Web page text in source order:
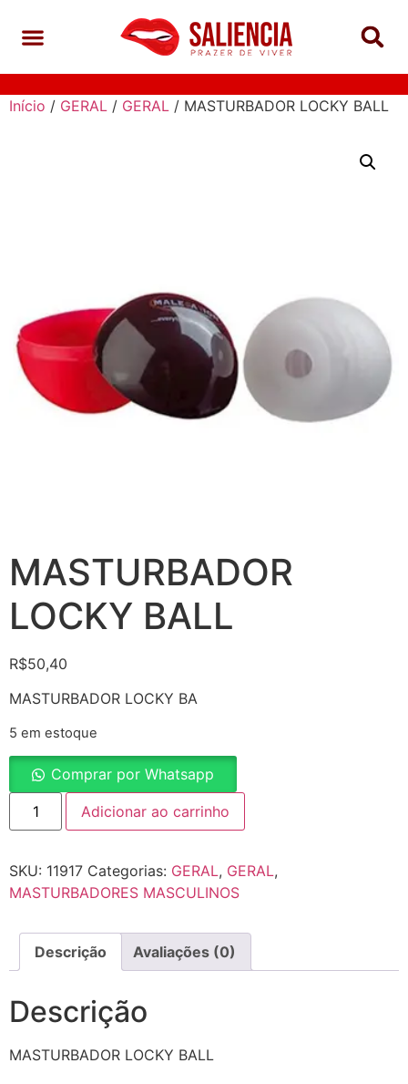
Início / GERAL / GERAL / MASTURBADOR LOCKY BALL
MASTURBADOR
LOCKY BALL
R$50,40
MASTURBADOR LOCKY BA
5 em estoque
Comprar por Whatsapp
Adicionar ao carrinho
SKU: 11917 Categorias: GERAL, GERAL,
MASTURBADORES MASCULINOS
Descrição Avaliações (0)
Descrição
MASTURBADOR LOCKY BALL